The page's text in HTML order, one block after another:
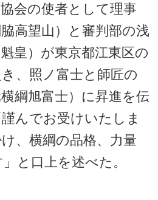
会の使者として理事
高望山）と審判部の浅
皇）が東京都江東区の
、照ノ富士と師匠の
綱旭富士）に昇進を伝
んでお受けいたしま
、横綱の品格、力量
と口上を述べた。